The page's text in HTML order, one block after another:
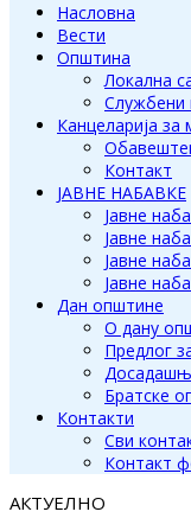
Насловна
Вести
Општина
Локална
Службени
Канцеларија за
Контакт
ЈАВНЕ НАБАВКЕ
Јавне
Јавне
Јавне
Јавне
Дан општине
О дану
Предлог
Братске
Контакти
Сви
Контакт
АКТУЕЛНО